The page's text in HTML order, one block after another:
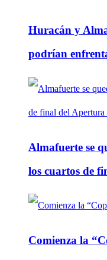
Huracán y
podrían
Almafuerte se
los cuartos de
Comienza la